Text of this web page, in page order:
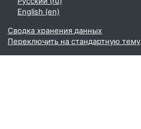
English ‎(en)‎
Сводка хранения данных
Переключить на стандартную тему